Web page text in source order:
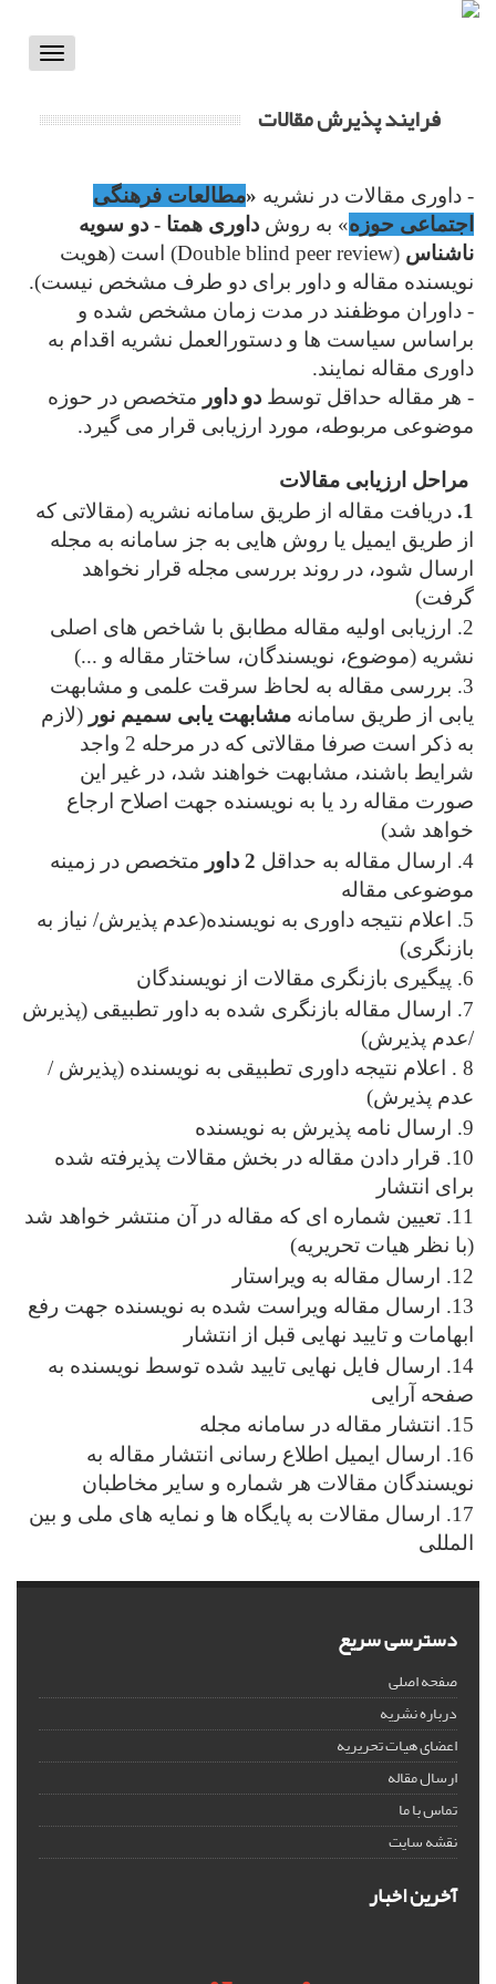
Toggle
فرایند پذیرش مقالات
- داوری مقالات در نشریه «مطالعات فرهنگی
اجتماعی حوزه» به روش داوری همتا - دو سویه
ناشناس
(Double blind peer review) است (هویت
نویسنده مقاله و داور برای دو طرف مشخص نیست).
- داوران موظفند در مدت زمان مشخص شده و
براساس سیاست ها و دستورالعمل نشریه اقدام به
داوری مقاله نمایند.
- هر مقاله حداقل توسط دو داور متخصص در حوزه
موضوعی مربوطه، مورد ارزیابی قرار می گیرد.
مراحل ارزیابی مقالات
1. دریافت مقاله از طریق سامانه نشریه (مقالاتی که
از طریق ایمیل یا روش هایی به جز سامانه به مجله
ارسال شود، در روند بررسی مجله قرار نخواهد
گرفت)
2. ارزیابی اولیه مقاله مطابق با شاخص های اصلی
نشریه (موضوع، نویسندگان، ساختار مقاله و ...)
3. بررسی مقاله به لحاظ سرقت علمی و مشابهت
یابی از طریق سامانه مشابهت یابی سمیم نور (لازم
به ذکر است صرفا مقالاتی که در مرحله 2 واجد
شرایط باشند، مشابهت خواهند شد، در غیر این
صورت مقاله رد یا به نویسنده جهت اصلاح ارجاع
خواهد شد)
4. ارسال مقاله به حداقل
متخصص در زمینه
موضوعی مقاله
5. اعلام نتیجه داوری به نویسنده(عدم پذیرش/ نیاز به
بازنگری)
6. پیگیری بازنگری مقالات از نویسندگان
7. ارسال مقاله بازنگری شده به داور تطبیقی (پذیرش
/عدم پذیرش)
8 . اعلام نتیجه داوری تطبیقی به نویسنده (پذیرش /
عدم پذیرش)
9. ارسال نامه پذیرش به نویسنده
10. قرار دادن مقاله در بخش مقالات پذیرفته شده
برای انتشار
11. تعیین شماره ای که مقاله در آن منتشر خواهد شد
(با نظر هیات تحریریه)
12. ارسال مقاله به ویراستار
13. ارسال مقاله ویراست شده به نویسنده جهت رفع
ابهامات و تایید نهایی قبل از انتشار
14. ارسال فایل نهایی تایید شده توسط نویسنده به
صفحه آرایی
15. انتشار مقاله در سامانه مجله
16. ارسال ایمیل اطلاع رسانی انتشار مقاله به
نویسندگان مقالات هر شماره و سایر مخاطبان
17. ارسال مقالات به پایگاه ها و نمایه های ملی و بین
المللی
دسترسی سریع
صفحه اصلی
درباره نشریه
اعضای هیات تحریریه
ارسال مقاله
تماس با ما
نقشه سایت
آخرین اخبار